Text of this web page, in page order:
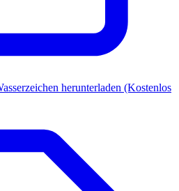
herunterladen (Kostenlos